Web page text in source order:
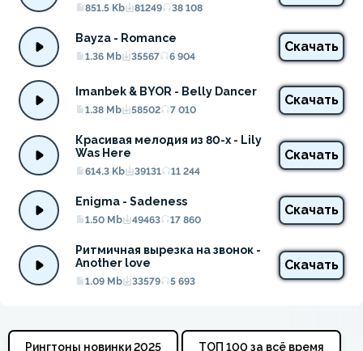
851.5 Kb 81249 38 108
Bayza - Romance
1.36 Mb 35567 6 904
Скачать
Imanbek & BYOR - Belly Dancer
1.38 Mb 58502 7 010
Скачать
Красивая мелодия из 80-х - Lily
Was Here
614.3 Kb 39131 11 244
Скачать
Enigma - Sadeness
1.50 Mb 49463 17 860
Скачать
Ритмичная вырезка на звонок -
Another love
1.09 Mb 33579 5 693
Скачать
Рингтоны новинки 2025 ТОП 100 за всё время